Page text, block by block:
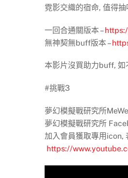
霓影交織的宿命, 值得抽
一回合通關版本 –
無神契無buff版本 –
本影片沒買助力buff,
#挑戰3
夢幻模擬戰研究所
夢幻模擬戰研究所
加入會員獲取專用icon,
https://